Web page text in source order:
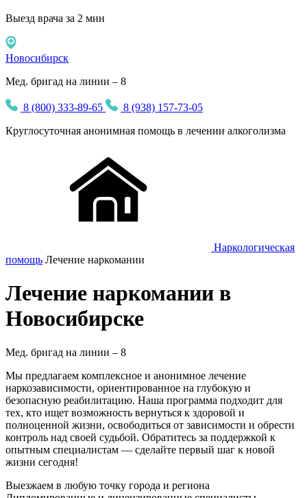
Выезд врача за 2 мин
Новосибирск
Мед. бригад на линии – 8
8 (800) 333-89-65
8 (938) 157-73-05
Круглосуточная анонимная помощь в лечении алкоголизма
Наркологическая
помощь Лечение наркомании
Лечение наркомании в
Новосибирске
Мед. бригад на линии – 8
Мы предлагаем комплексное и анонимное лечение
наркозависимости, ориентированное на глубокую и
безопасную реабилитацию. Наша программа подходит для
тех, кто ищет возможность вернуться к здоровой и
полноценной жизни, освободиться от зависимости и обрести
контроль над своей судьбой. Обратитесь за поддержкой к
опытным специалистам — сделайте первый шаг к новой
жизни сегодня!
Выезжаем в любую точку города и региона